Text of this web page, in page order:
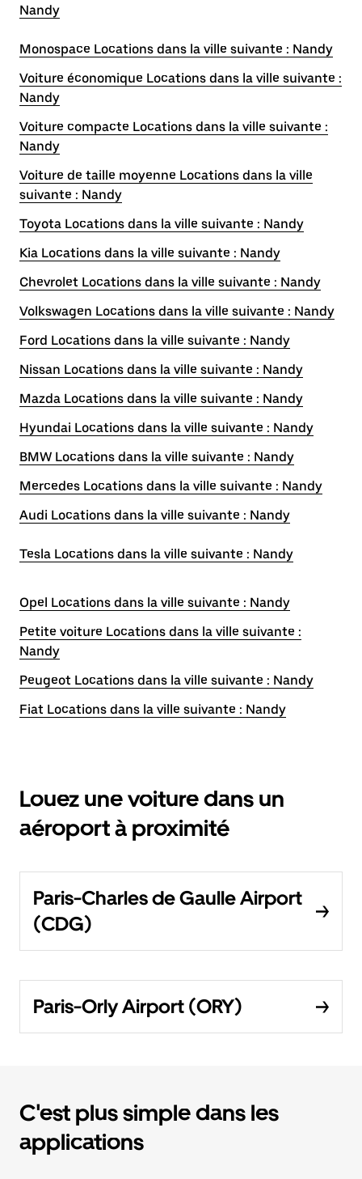
Nandy
Monospace Locations dans la ville suivante : Nandy
Voiture économique Locations dans la ville suivante :
Nandy
Voiture compacte Locations dans la ville suivante :
Nandy
Voiture de taille moyenne Locations dans la ville
suivante : Nandy
Toyota Locations dans la ville suivante : Nandy
Kia Locations dans la ville suivante : Nandy
Chevrolet Locations dans la ville suivante : Nandy
Volkswagen Locations dans la ville suivante : Nandy
Ford Locations dans la ville suivante : Nandy
Nissan Locations dans la ville suivante : Nandy
Mazda Locations dans la ville suivante : Nandy
Hyundai Locations dans la ville suivante : Nandy
BMW Locations dans la ville suivante : Nandy
Mercedes Locations dans la ville suivante : Nandy
Audi Locations dans la ville suivante : Nandy
Tesla Locations dans la ville suivante : Nandy
Opel Locations dans la ville suivante : Nandy
Petite voiture Locations dans la ville suivante :
Nandy
Peugeot Locations dans la ville suivante : Nandy
Fiat Locations dans la ville suivante : Nandy
Louez une voiture dans un
aéroport à proximité
Paris-Charles de Gaulle Airport
(CDG)
Paris-Orly Airport (ORY)
C'est plus simple dans les
applications